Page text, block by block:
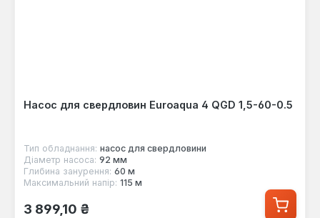
Насос для свердловин Euroaqua 4 QGD 1,5-60-0.5
Тип обладнання: насос для свердловини
Діаметр насоса: 92 мм
Глибина занурення: 60 м
Максимальний напір: 115 м
Звичайна ціна:
3 899,10 ₴